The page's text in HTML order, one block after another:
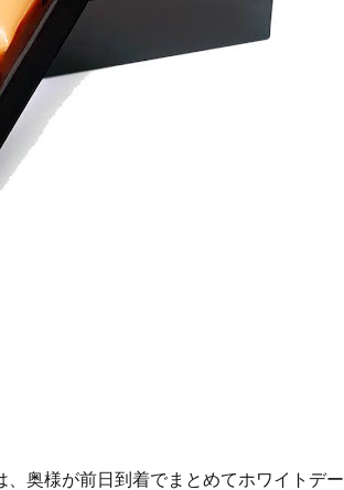
奥様が前日到着でまとめてホワイトデー